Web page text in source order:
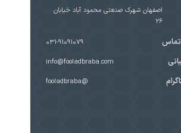
اصفهان شهرک صنعتی محمود آباد خیابان
۲۶
تماس 031-91091079
info@fooladbraba.com
@fooladbraba